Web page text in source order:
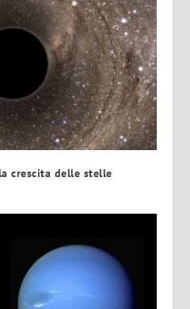
crescita delle stelle